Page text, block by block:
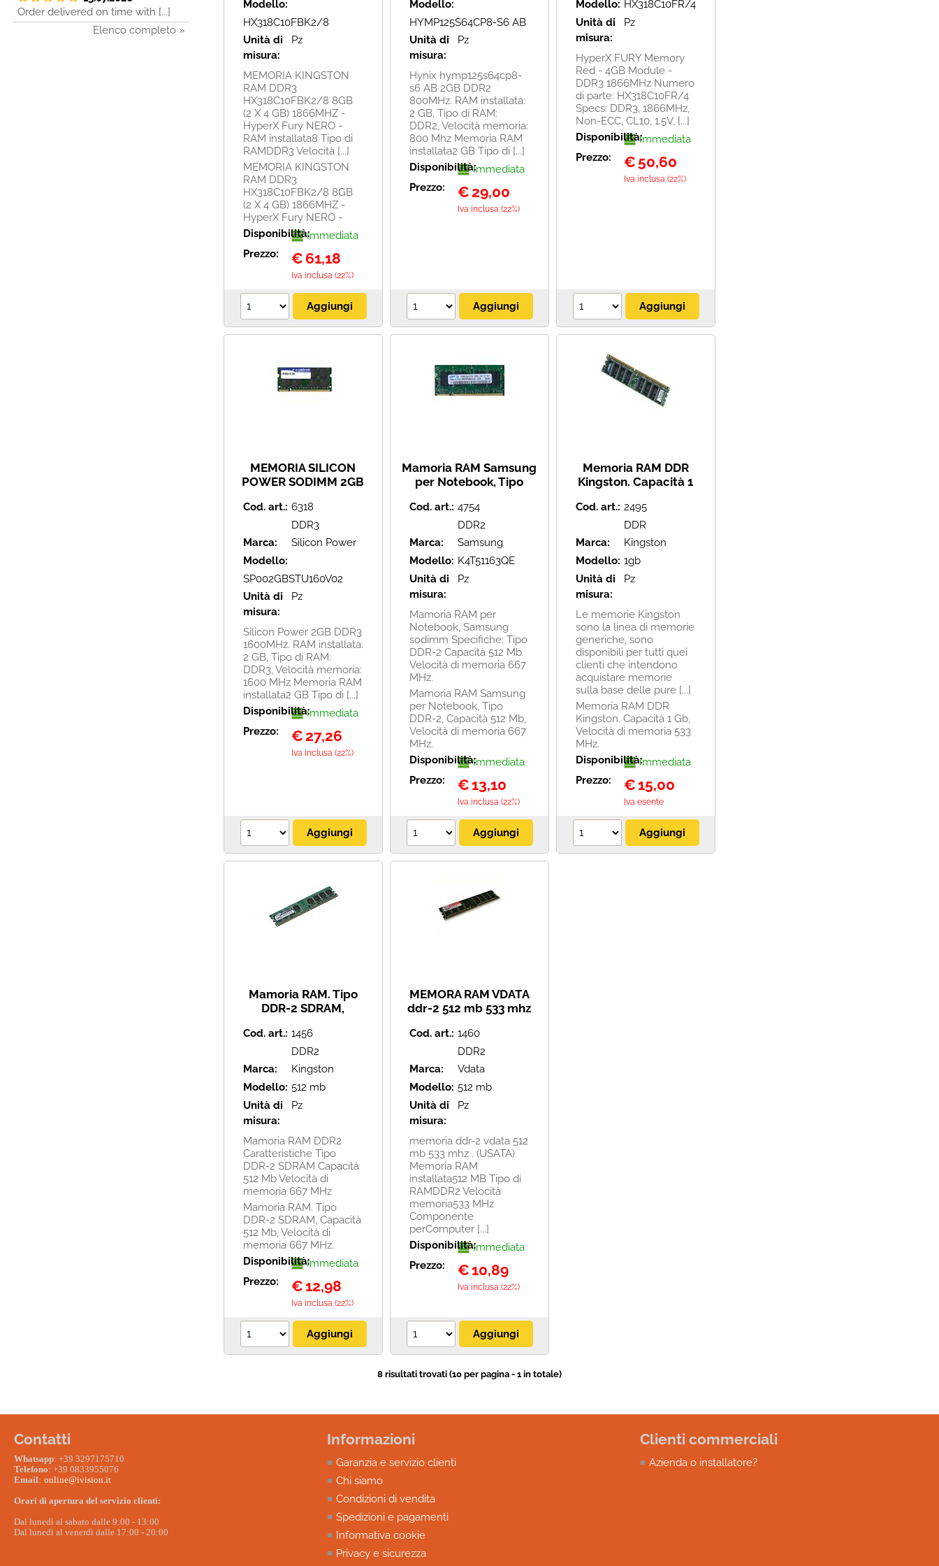
Order delivered on time with [...]
Elenco completo »
Modello:
HX318C10FBK2/8
Unità di
misura:
Pz
MEMORIA KINGSTON
RAM DDR3
HX318C10FBK2/8 8GB
(2 X 4 GB) 1866MHZ -
HyperX Fury NERO -
RAM installata8 Tipo di
RAMDDR3 Velocità [...]
MEMORIA KINGSTON
RAM DDR3
HX318C10FBK2/8 8GB
(2 X 4 GB) 1866MHZ -
HyperX Fury NERO -
Disponibilità:Immediata
Prezzo:
€ 61,18
Iva inclusa (22%)
Modello:
HYMP125S64CP8-S6 AB
Unità di
misura:
Pz
Hynix hymp125s64cp8-
s6 AB 2GB DDR2
800MHz. RAM installata:
2 GB, Tipo di RAM:
DDR2, Velocità memoria:
800 Mhz Memoria RAM
installata2 GB Tipo di [...]
Disponibilità:Immediata
Prezzo:
€29,00
Iva inclusa (22%)
Modello: HX318C10FR/4
Unità di
misura:
Pz
HyperX FURY Memory
Red - 4GB Module -
DDR3 1866MHz Numero
di parte: HX318C10FR/4
Specs: DDR3, 1866MHz,
Non-ECC, CL10, 1.5V, [...]
Disponibilità:Immediata
Prezzo:
€ 50,60
Iva inclusa (22%)
MEMORIA SILICON
POWER SODIMM 2GB
204 PIN 8 CHIPS
SP002GBSTU160V02
Cod. art.: 6318
DDR3
Marca:
Silicon Power
Modello:
SP002GBSTU160V02
Unità di
misura:
Pz
Silicon Power 2GB DDR3
1600MHz. RAM installata:
2 GB, Tipo di RAM:
DDR3, Velocità memoria:
1600 MHz Memoria RAM
installata2 GB Tipo di [...]
Disponibilità:Immediata
Prezzo:
€27,26
Iva inclusa (22%)
Mamoria RAM Samsung
per Notebook, Tipo
Cod. art.: 4754
DDR2
Marca:
Samsung
Modello: K4T51163QE
Unità di
misura:
Pz
Mamoria RAM per
Notebook, Samsung
sodimm Specifiche: Tipo
DDR-2 Capacità 512 Mb
Velocità di memoria 667
MHz.
Mamoria RAM Samsung
per Notebook, Tipo
DDR-2, Capacità 512 Mb,
Velocità di memoria 667
MHz.
Disponibilità:Immediata
Prezzo:
€ 13,10
Iva inclusa (22%)
Memoria RAM DDR
Kingston. Capacità 1
533 MHz.
Cod. art.: 2495
DDR
Marca:
Kingston
Modello: 1gb
Unità di
misura:
Pz
Le memorie Kingston
sono la linea di memorie
generiche, sono
disponibili per tutti quei
clienti che intendono
acquistare memorie
sulla base delle pure [...]
Memoria RAM DDR
Kingston. Capacità 1 Gb,
Velocità di memoria 533
MHz.
Disponibilità:Immediata
Prezzo:
€ 15,00
Iva esente
Mamoria RAM. Tipo
DDR-2 SDRAM,
Velocità di memoria
667 MHz.
Cod. art.: 1456
DDR2
Marca:
Kingston
Modello: 512 mb
Unità di
misura:
Pz
Mamoria RAM DDR2
Caratteristiche Tipo
DDR-2 SDRAM Capacità
512 Mb Velocità di
memoria 667 MHz
Mamoria RAM. Tipo
DDR-2 SDRAM, Capacità
512 Mb, Velocità di
memoria 667 MHz.
Disponibilità:Immediata
Prezzo:
€ 12,98
Iva inclusa (22%)
MEMORA RAM VDATA
ddr-2 512 mb 533 mhz
Cod. art.: 1460
DDR2
Marca:
Vdata
Modello: 512 mb
Unità di
misura:
Pz
memoria ddr-2 vdata 512
mb 533 mhz . (USATA)
Memoria RAM
installata512 MB Tipo di
RAMDDR2 Velocità
memoria533 MHz
Componente
perComputer [...]
Disponibilità:Immediata
Prezzo:
€ 10,89
Iva inclusa (22%)
8 risultati trovati (10 per pagina - 1 in totale)
Contatti
Whatsapp: +39 3297175710
Telefono: +39 0833955076
Email: online@ivision.it
Orari di apertura del servizio clienti:
Dal lunedì al sabato dalle 9:00 - 13:00
Dal lunedì al venerdì dalle 17:00 - 20:00
Informazioni
Garanzia e servizio clienti
Chi siamo
Condizioni di vendita
Spedizioni e pagamenti
Informativa cookie
Privacy e sicurezza
Clienti commerciali
Azienda o installatore?